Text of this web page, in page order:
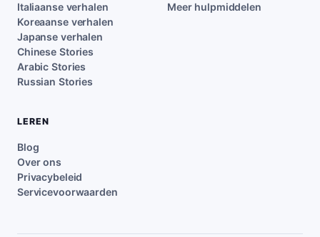
Italiaanse verhalen
Koreaanse verhalen
Japanse verhalen
Chinese Stories
Arabic Stories
Russian Stories
Meer hulpmiddelen
LEREN
Blog
Over ons
Privacybeleid
Servicevoorwaarden